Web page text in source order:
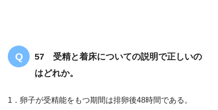
57 受精と着床についての説明で正しいの
はどれか。
1．卵子が受精能をもつ期間は排卵後48時間である。